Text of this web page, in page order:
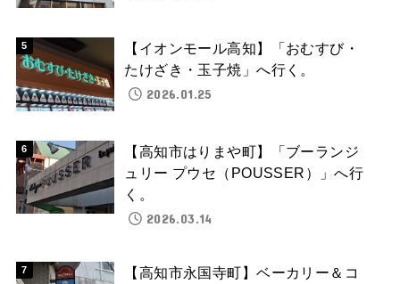
【イオンモール高知】「おむすび・
たけざき・玉子焼」へ行く。
2026.01.25
【高知市はりまや町】「ブーランジ
ュリー プウセ（POUSSER）」へ行
く。
2026.03.14
【高知市永国寺町】ベーカリー＆コ